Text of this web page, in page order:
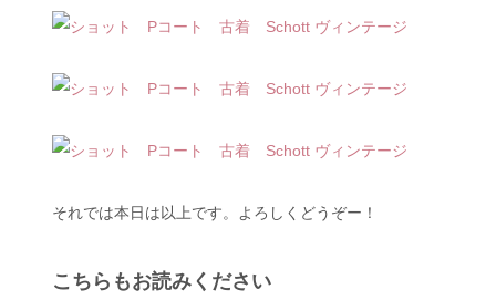
それでは本日は以上です。よろしくどうぞー！
こちらもお読みください